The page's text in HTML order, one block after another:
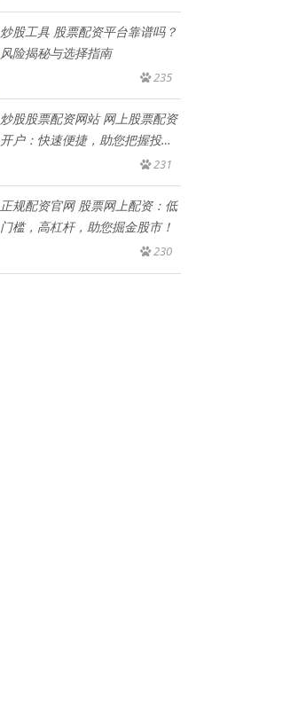
炒股工具 股票配资平台靠谱吗？
风险揭秘与选择指南
235
炒股股票配资网站 网上股票配资
开户：快速便捷，助您把握投资
231
正规配资官网 股票网上配资：低
门槛，高杠杆，助您掘金股市！
230